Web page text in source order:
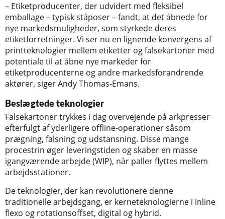
– Etiketproducenter, der udvidert med fleksibel
emballage – typisk ståposer – fandt, at det åbnede for
nye markedsmuligheder, som styrkede deres
etiketforretninger. Vi ser nu en lignende konvergens af
printteknologier mellem etiketter og falsekartoner med
potentiale til at åbne nye markeder for
etiketproducenterne og andre markedsforandrende
aktører, siger Andy Thomas-Emans.
Beslægtede teknologier
Falsekartoner trykkes i dag overvejende på arkpresser
efterfulgt af yderligere offline-operationer såsom
prægning, falsning og udstansning. Disse mange
procestrin øger leveringstiden og skaber en masse
igangværende arbejde (WIP), når paller flyttes mellem
arbejdsstationer.
De teknologier, der kan revolutionere denne
traditionelle arbejdsgang, er kerneteknologierne i inline
flexo og rotationsoffset, digital og hybrid.